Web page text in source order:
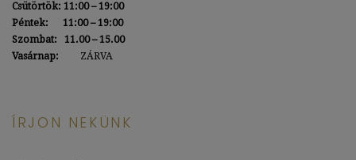
Csütörtök: 11:00 – 19:00
Péntek:
11:00 – 19:00
Szombat: 11.00 – 15.00
Vasárnap: ZÁRVA
ÍRJON NEKÜNK